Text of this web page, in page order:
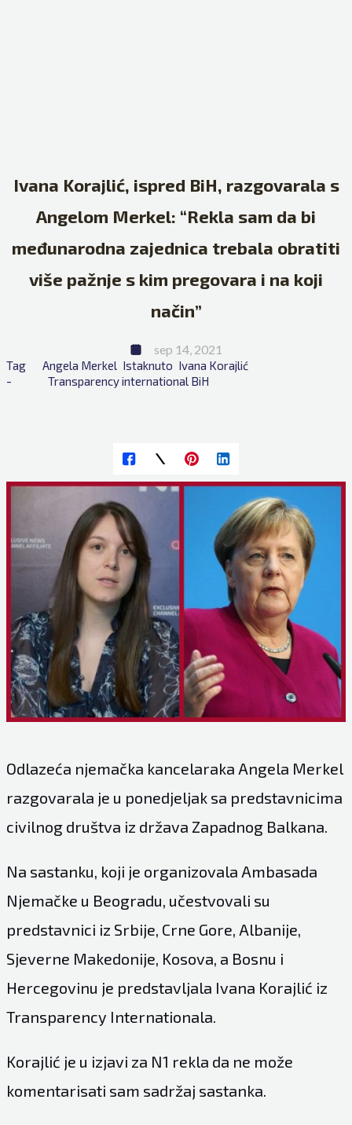
Ivana Korajlić, ispred BiH, razgovarala s
Angelom Merkel: “Rekla sam da bi
međunarodna zajednica trebala obratiti
više pažnje s kim pregovara i na koji
način”
sep 14, 2021
Tag
-
Angela Merkel Istaknuto Ivana Korajlić
Transparency international BiH
Odlazeća njemačka kancelaraka Angela Merkel
razgovarala je u ponedjeljak sa predstavnicima
civilnog društva iz država Zapadnog Balkana.
Na sastanku, koji je organizovala Ambasada
Njemačke u Beogradu, učestvovali su
predstavnici iz Srbije, Crne Gore, Albanije,
Sjeverne Makedonije, Kosova, a Bosnu i
Hercegovinu je predstavljala Ivana Korajlić iz
Transparency Internationala.
Korajlić je u izjavi za N1 rekla da ne može
komentarisati sam sadržaj sastanka.